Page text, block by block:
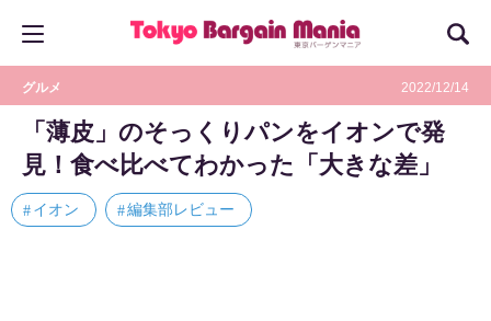
グルメ 2022/12/14
「薄皮」のそっくりパンをイオンで発
見！食べ比べてわかった「大きな差」
イオン 編集部レビュー